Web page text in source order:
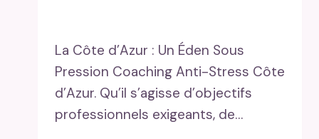
La Côte d’Azur : Un Éden Sous
Pression Coaching Anti-Stress Côte
d’Azur. Qu’il s’agisse d’objectifs
professionnels exigeants, de…